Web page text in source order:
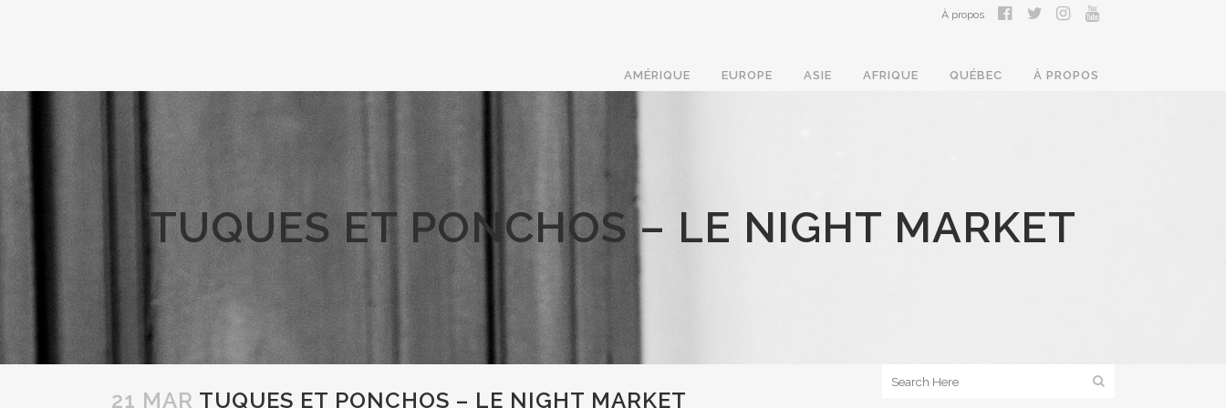
À propos
AMÉRIQUE EUROPE ASIE AFRIQUE QUÉBEC À PROPOS
TUQUES ET PONCHOS – LE NIGHT MARKET
21 MAR TUQUES ET PONCHOS – LE NIGHT MARKET